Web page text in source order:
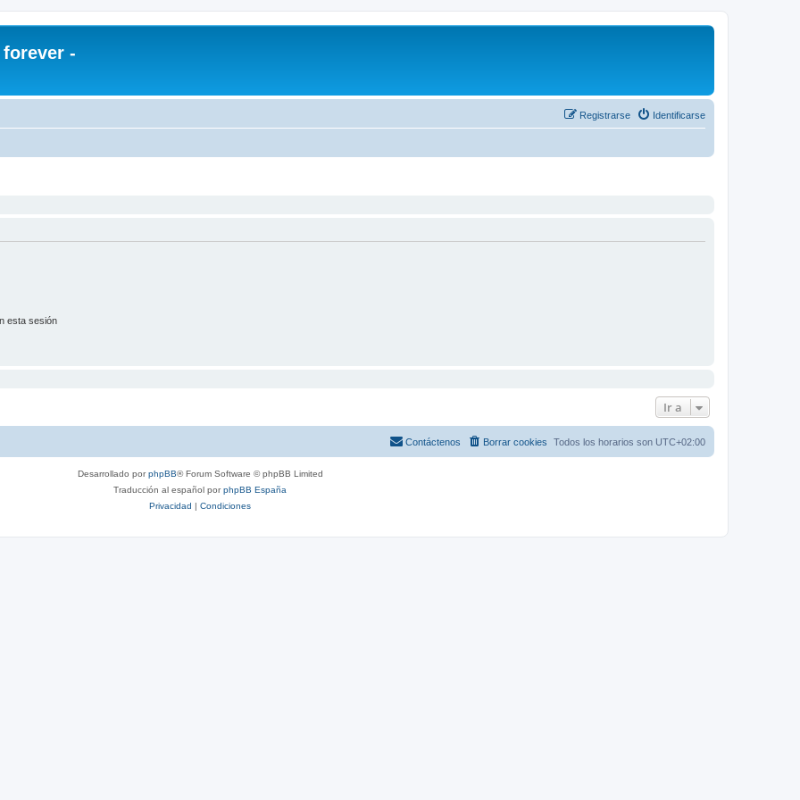
forever -
Identificarse
Registrarse
esta sesión
Ir a
Todos los horarios son UTC+02:00
Borrar cookies
Contáctenos
Desarrollado porphpBB® Forum Software © phpBB Limited
Traducción al español porphpBB España
Privacidad | Condiciones